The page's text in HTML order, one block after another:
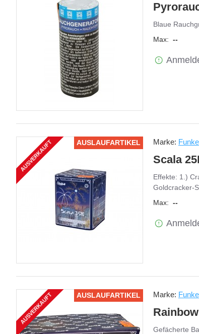
Blaue
Max: --
AUSLAUFARTIKEL
AUSVERKAUFT Marke: Funke
Scala
Effekte: 1.)
Goldcracker-
Max: --
AUSLAUFARTIKEL
AUSVERKAUFT Marke: Funke
Gefächerte